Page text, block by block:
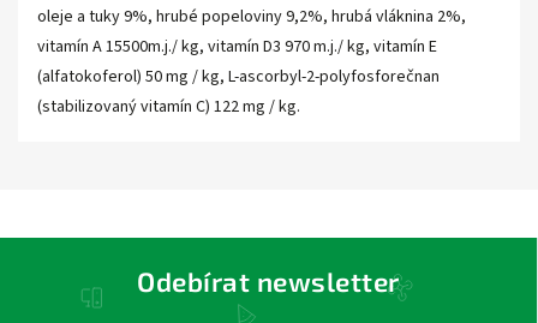
oleje a tuky 9%, hrubé popeloviny 9,2%, hrubá vláknina 2%,
vitamín A 15500m.j./ kg, vitamín D3 970 m.j./ kg, vitamín E
(alfatokoferol) 50 mg / kg, L-ascorbyl-2-polyfosforečnan
(stabilizovaný vitamín C) 122 mg / kg.
Odebírat newsletter